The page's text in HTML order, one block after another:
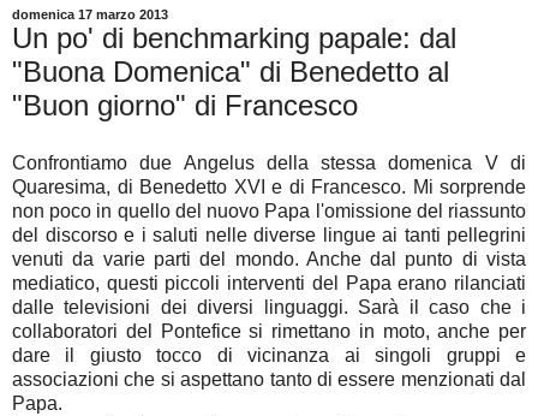
domenica 17 marzo 2013
Un po' di benchmarking papale: dal
"Buona Domenica" di Benedetto al
"Buon giorno" di Francesco
Confrontiamo due Angelus della stessa domenica V di
Quaresima, di Benedetto XVI e di Francesco. Mi sorprende
non poco in quello del nuovo Papa l'omissione del riassunto
del discorso e i saluti nelle diverse lingue ai tanti pellegrini
venuti da varie parti del mondo. Anche dal punto di vista
mediatico, questi piccoli interventi del Papa erano rilanciati
dalle televisioni dei diversi linguaggi. Sarà il caso che i
collaboratori del Pontefice si rimettano in moto, anche per
dare il giusto tocco di vicinanza ai singoli gruppi e
associazioni che si aspettano tanto di essere menzionati dal
Papa.